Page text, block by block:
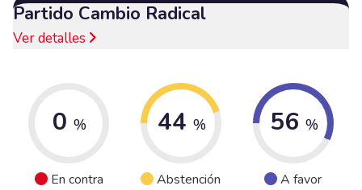
Partido Cambio Radical
Ver detalles
0 %
En contra
44 %
Abstención
56 %
A favor